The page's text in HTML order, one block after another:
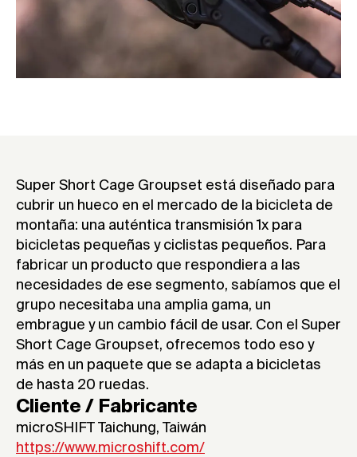
Super Short Cage Groupset está diseñado para
cubrir un hueco en el mercado de la bicicleta de
montaña: una auténtica transmisión 1x para
bicicletas pequeñas y ciclistas pequeños. Para
fabricar un producto que respondiera a las
necesidades de ese segmento, sabíamos que el
grupo necesitaba una amplia gama, un
embrague y un cambio fácil de usar. Con el Super
Short Cage Groupset, ofrecemos todo eso y
más en un paquete que se adapta a bicicletas
de hasta 20 ruedas.
Cliente / Fabricante
microSHIFT Taichung, Taiwán
https://www.microshift.com/